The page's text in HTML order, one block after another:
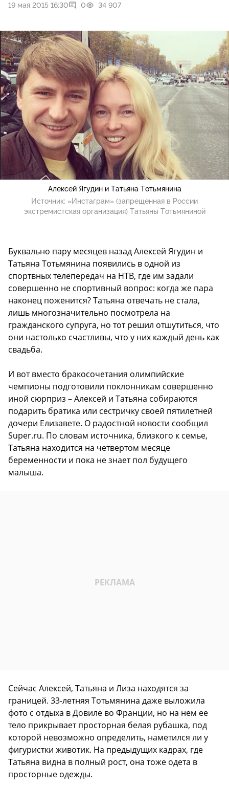
19 мая 2015 16:30 0 34 907
Алексей Ягудин и Татьяна Тотьмянина
Источник: «Инстаграм» (запрещенная в России
экстремистская организация) Татьяны Тотьмяниной
Буквально пару месяцев назад Алексей Ягудин и
Татьяна Тотьмянина появились в одной из
спортвных телепередач на НТВ, где им задали
совершенно не спортивный вопрос: когда же пара
наконец поженится? Татьяна отвечать не стала,
лишь многозначительно посмотрела на
гражданского супруга, но тот решил отшутиться, что
они настолько счастливы, что у них каждый день как
свадьба.
И вот вместо бракосочетания олимпийские
чемпионы подготовили поклонникам совершенно
иной сюрприз – Алексей и Татьяна собираются
подарить братика или сестричку своей пятилетней
дочери Елизавете. О радостной новости сообщил
Super.ru. По словам источника, близкого к семье,
Татьяна находится на четвертом месяце
беременности и пока не знает пол будущего
малыша.
Сейчас Алексей, Татьяна и Лиза находятся за
границей. 33-летняя Тотьмянина даже выложила
фото с отдыха в Довиле во Франции, но на нем ее
тело прикрывает просторная белая рубашка, под
которой невозможно определить, наметился ли у
фигуристки животик. На предыдущих кадрах, где
Татьяна видна в полный рост, она тоже одета в
просторные одежды.